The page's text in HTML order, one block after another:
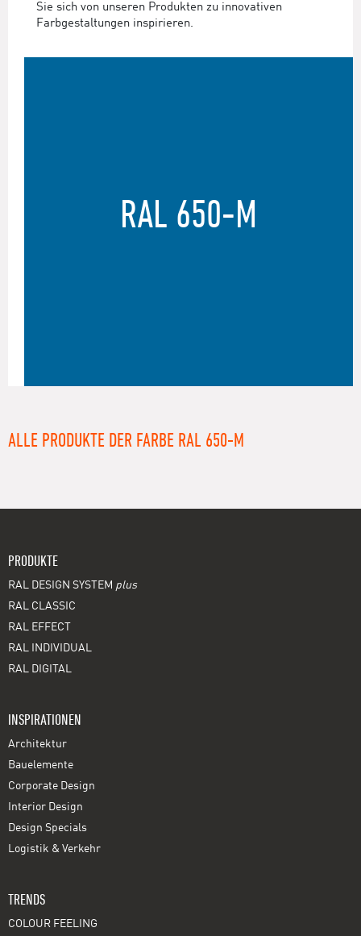
Sie sich von unseren Produkten zu innovativen
Farbgestaltungen inspirieren.
RAL 650-M
ALLE PRODUKTE DER FARBE RAL 650-M
PRODUKTE
RAL DESIGN SYSTEM plus
RAL CLASSIC
RAL EFFECT
RAL INDIVIDUAL
RAL DIGITAL
INSPIRATIONEN
Architektur
Bauelemente
Corporate Design
Interior Design
Design Specials
Logistik & Verkehr
TRENDS
COLOUR FEELING